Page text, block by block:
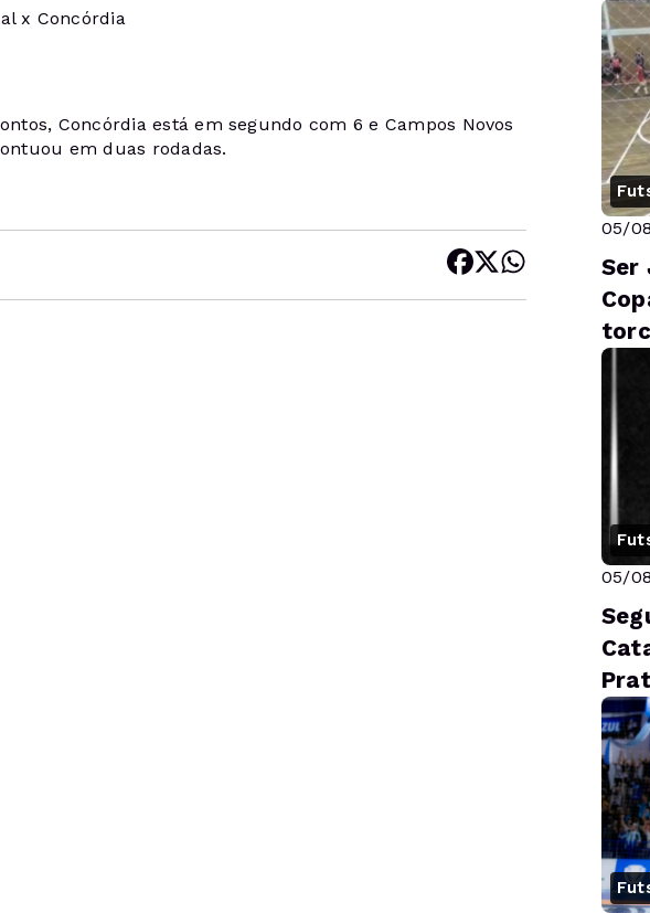
x Concórdia
Concórdia está em segundo com 6 e Campos Novos
em duas rodadas.
05/
Ser
05/